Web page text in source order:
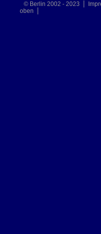
© Berlin 2002 - 2023
oben